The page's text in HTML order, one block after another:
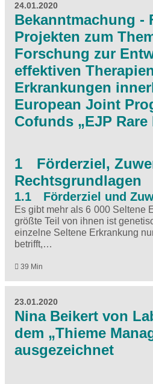
24.01.2020
Bekanntmachung -
Projekten zum
Forschung zur
effektiven
Erkrankungen
European Joint
Cofunds „EJP Rare
1 Förderziel,
Rechtsgrundlagen
1.1 Förderziel und
Es gibt mehr als 6 000 Seltene
größte Teil von ihnen ist
einzelne Seltene Erkrankung
betrifft,…
39 Min
23.01.2020
Nina Beikert von
dem „Thieme
ausgezeichnet